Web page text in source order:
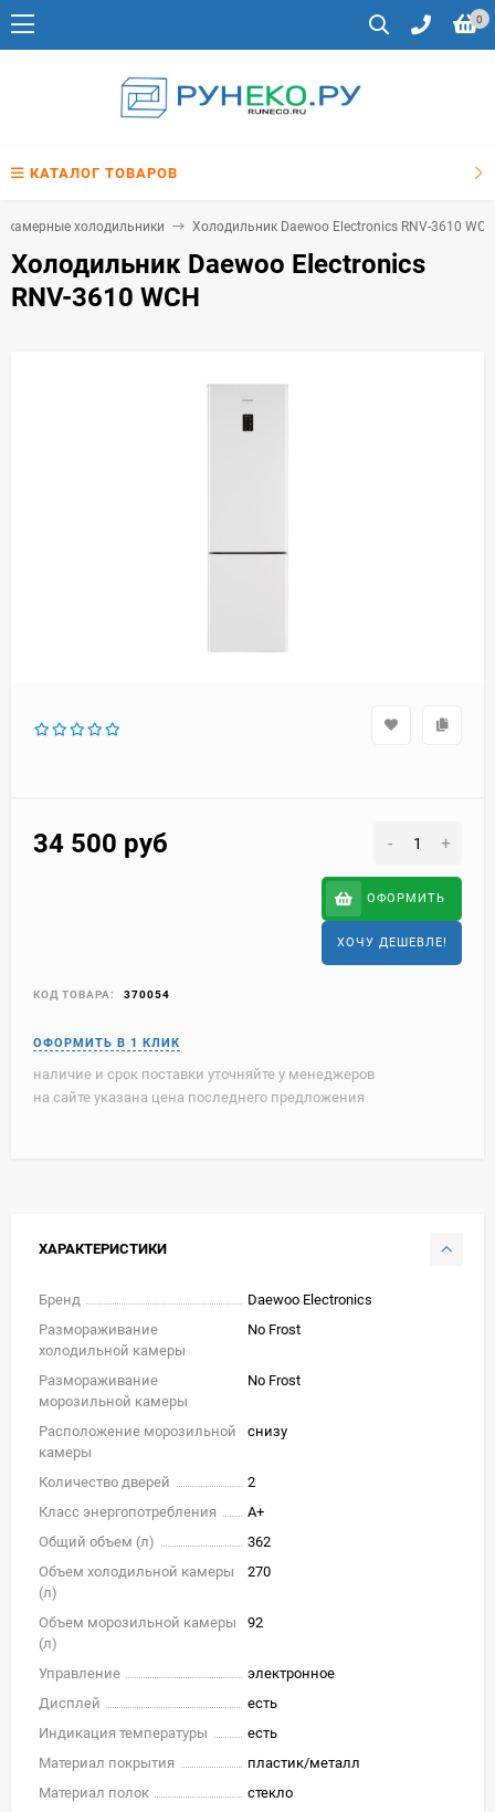
0
КАТАЛОГ ТОВАРОВ
холодильники Холодильник Daewoo Electronics RNV-3610 WCH
Холодильник Daewoo Electronics
RNV-3610 WCH
34 500 руб - +
ОФОРМИТЬ
ХОЧУ ДЕШЕВЛЕ!
КОД ТОВАРА: 370054
наличие и срок поставки уточняйте у менеджеров
на сайте указана цена последнего предложения
ХАРАКТЕРИСТИКИ
Бренд
Daewoo Electronics
Размораживание
холодильной камеры
No Frost
Размораживание
морозильной камеры
No Frost
Расположение морозильной
камеры
снизу
Количество дверей
2
Класс энергопотребления
A+
Общий объем (л)
362
Объем холодильной камеры
(л)
270
Объем морозильной камеры
(л)
92
Управление
электронное
Дисплей
есть
Индикация температуры
есть
Материал покрытия
пластик/металл
Материал полок
стекло